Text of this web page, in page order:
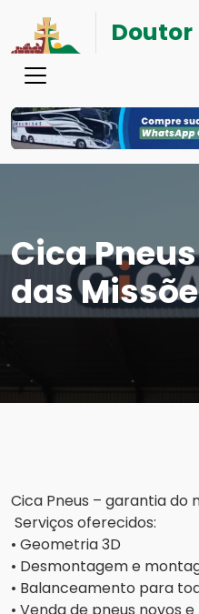
Cica
das
Cica Pneus – garantia do
Serviços oferecidos:
• Geometria 3D
• Desmontagem e
• Balanceamento para